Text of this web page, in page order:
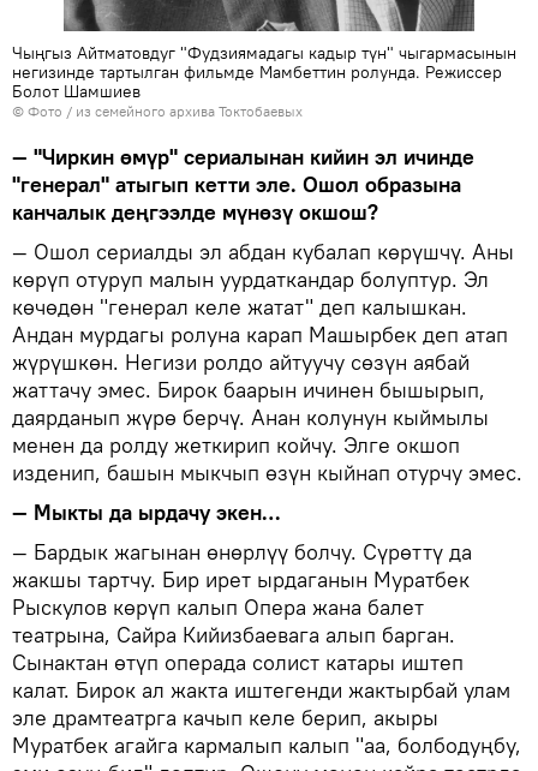
Чыңгыз Айтматовдуг "Фудзиямадагы кадыр түн" чыгармасынын
негизинде тартылган фильмде Мамбеттин ролунда. Режиссер
Болот Шамшиев
© Фото / из семейного архива Токтобаевых
— "Чиркин өмүр" сериалынан кийин эл ичинде
"генерал" атыгып кетти эле. Ошол образына
канчалык деңгээлде мүнөзү окшош?
— Ошол сериалды эл абдан кубалап көрүшчү. Аны
көрүп отуруп малын уурдаткандар болуптур. Эл
көчөдөн "генерал келе жатат" деп калышкан.
Андан мурдагы ролуна карап Машырбек деп атап
жүрүшкөн. Негизи ролдо айтуучу сөзүн аябай
жаттачу эмес. Бирок баарын ичинен бышырып,
даярданып жүрө берчү. Анан колунун кыймылы
менен да ролду жеткирип койчу. Элге окшоп
изденип, башын мыкчып өзүн кыйнап отурчу эмес.
— Мыкты да ырдачу экен…
— Бардык жагынан өнөрлүү болчу. Сүрөттү да
жакшы тартчу. Бир ирет ырдаганын Муратбек
Рыскулов көрүп калып Опера жана балет
театрына, Сайра Кийизбаевага алып барган.
Сынактан өтүп операда солист катары иштеп
калат. Бирок ал жакта иштегенди жактырбай улам
эле драмтеатрга качып келе берип, акыры
Муратбек агайга кармалып калып "аа, болбодуңбу,